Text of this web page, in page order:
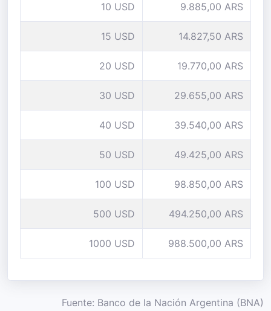
10 USD 9.885,00 ARS
15 USD 14.827,50 ARS
20 USD 19.770,00 ARS
30 USD 29.655,00 ARS
40 USD 39.540,00 ARS
50 USD 49.425,00 ARS
100 USD 98.850,00 ARS
500 USD 494.250,00 ARS
1000 USD 988.500,00 ARS
Fuente: Banco de la Nación Argentina (BNA)